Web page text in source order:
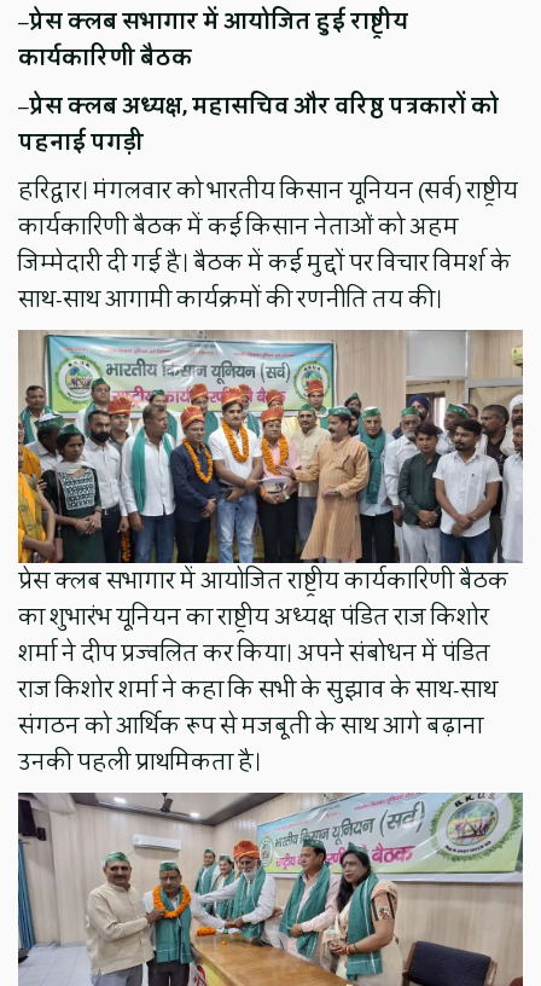
–प्रेस क्लब सभागार में आयोजित हुई राष्ट्रीय
कार्यकारिणी बैठक
–प्रेस क्लब अध्यक्ष, महासचिव और वरिष्ठ पत्रकारों को
पहनाई पगड़ी
हरिद्वार। मंगलवार को भारतीय किसान यूनियन (सर्व) राष्ट्रीय
कार्यकारिणी बैठक में कई किसान नेताओं को अहम
जिम्मेदारी दी गई है। बैठक में कई मुद्दों पर विचार विमर्श के
साथ-साथ आगामी कार्यक्रमों की रणनीति तय की।
प्रेस क्लब सभागार में आयोजित राष्ट्रीय कार्यकारिणी बैठक
का शुभारंभ यूनियन का राष्ट्रीय अध्यक्ष पंडित राज किशोर
शर्मा ने दीप प्रज्वलित कर किया। अपने संबोधन में पंडित
राज किशोर शर्मा ने कहा कि सभी के सुझाव के साथ-साथ
संगठन को आर्थिक रूप से मजबूती के साथ आगे बढ़ाना
उनकी पहली प्राथमिकता है।